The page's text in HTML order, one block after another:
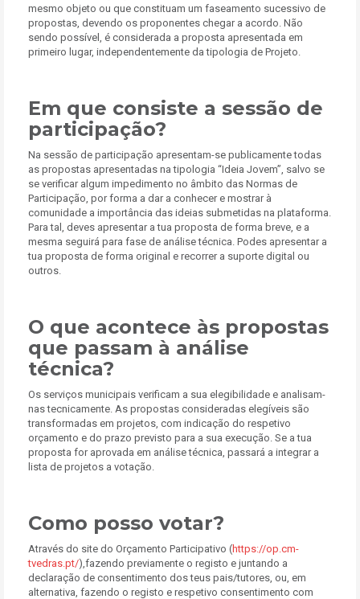
mesmo objeto ou que constituam um faseamento sucessivo de
propostas, devendo os proponentes chegar a acordo. Não
sendo possível, é considerada a proposta apresentada em
primeiro lugar, independentemente da tipologia de Projeto.
Em que consiste a sessão de
participação?
Na sessão de participação apresentam-se publicamente todas
as propostas apresentadas na tipologia “Ideia Jovem”, salvo se
se verificar algum impedimento no âmbito das Normas de
Participação, por forma a dar a conhecer e mostrar à
comunidade a importância das ideias submetidas na plataforma.
Para tal, deves apresentar a tua proposta de forma breve, e a
mesma seguirá para fase de análise técnica. Podes apresentar a
tua proposta de forma original e recorrer a suporte digital ou
outros.
O que acontece às propostas
que passam à análise
técnica?
Os serviços municipais verificam a sua elegibilidade e analisam-
nas tecnicamente. As propostas consideradas elegíveis são
transformadas em projetos, com indicação do respetivo
orçamento e do prazo previsto para a sua execução. Se a tua
proposta for aprovada em análise técnica, passará a integrar a
lista de projetos a votação.
Como posso votar?
Através do site do Orçamento Participativo (https://op.cm-
tvedras.pt/),fazendo previamente o registo e juntando a
declaração de consentimento dos teus pais/tutores, ou, em
alternativa, fazendo o registo e respetivo consentimento com